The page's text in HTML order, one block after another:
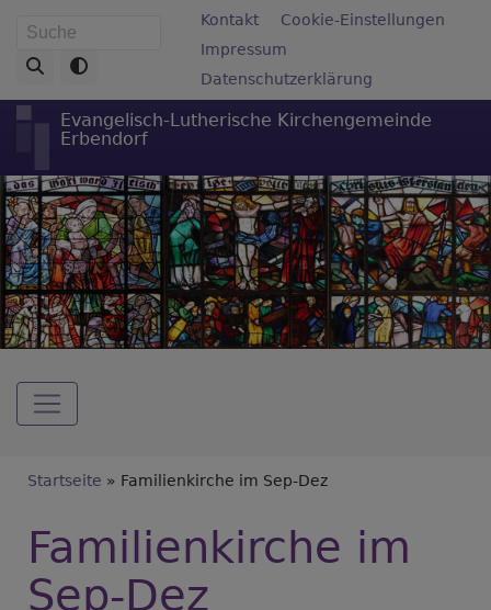
zum
Inhalt
Suche Fußbereichsmenü
Kontakt
Cookie-Einstellungen
Impressum
Datenschutzerklärung
Evangelisch-Lutherische Kirchengemeinde
Erbendorf
Hauptnavigation
Breadcrumb
Startseite Familienkirche im Sep-Dez
Familienkirche im
Sep-Dez